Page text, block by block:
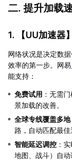
二. 提升加载
1. 【UU加速器
网络状况是决定数
效率的第一步。网易
能支持：
免费试用 ：无需
景加载的改善。
全球专线覆盖多地
路，自动匹配最
智能延迟调控 ：
地图、战斗）自动